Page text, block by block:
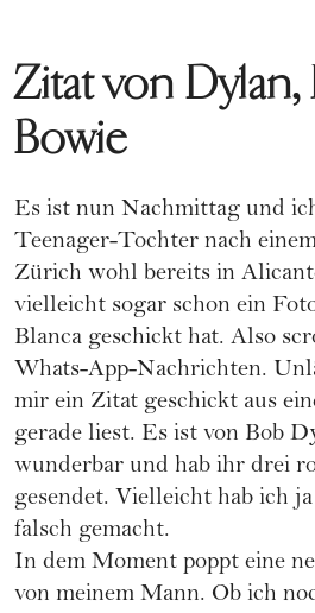
Zitat von
Bowie
Es ist nun Nachmittag und
Teenager-Tochter nach
Zürich wohl bereits in
vielleicht sogar schon ein
Blanca geschickt hat. Also
Whats-App-Nachrichten.
mir ein Zitat geschickt aus
gerade liest. Es ist von Bob
wunderbar und hab ihr drei
gesendet. Vielleicht hab ich
falsch gemacht.
In dem Moment poppt eine
von meinem Mann. Ob ich